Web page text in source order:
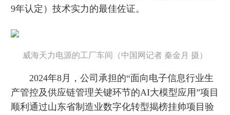
9年认定）技术实力的最佳佐证。
威海天力电源的工厂车间（中国网记者 秦金月 摄）
2024年8月，公司承担的“面向电子信息行业生
产管控及供应链管理关键环节的AI大模型应用”项目
顺利通过山东省制造业数字化转型揭榜挂帅项目验